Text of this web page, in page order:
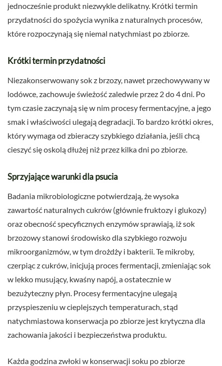
jednocześnie produkt niezwykle delikatny. Krótki termin
przydatności do spożycia wynika z naturalnych procesów,
które rozpoczynają się niemal natychmiast po zbiorze.
Krótki termin przydatności
Niezakonserwowany sok z brzozy, nawet przechowywany w
lodówce, zachowuje świeżość zaledwie przez 2 do 4 dni. Po
tym czasie zaczynają się w nim procesy fermentacyjne, a jego
smak i właściwości ulegają degradacji. To bardzo krótki okres,
który wymaga od zbieraczy szybkiego działania, jeśli chcą
cieszyć się oskolą dłużej niż przez kilka dni po zbiorze.
Sprzyjające warunki dla psucia
Badania mikrobiologiczne potwierdzają, że wysoka
zawartość naturalnych cukrów (głównie fruktozy i glukozy)
oraz obecność specyficznych enzymów sprawiają, iż sok
brzozowy stanowi środowisko dla szybkiego rozwoju
mikroorganizmów, w tym drożdży i bakterii. Te mikroby,
czerpiąc z cukrów, inicjują proces fermentacji, zmieniając sok
w lekko musujący, kwaśny napój, a ostatecznie w
bezużyteczny płyn. Procesy fermentacyjne ulegają
przyspieszeniu w cieplejszych temperaturach, stąd
natychmiastowa konserwacja po zbiorze jest krytyczna dla
zachowania jakości i bezpieczeństwa produktu.
Każda godzina zwłoki w konserwacji soku po zbiorze